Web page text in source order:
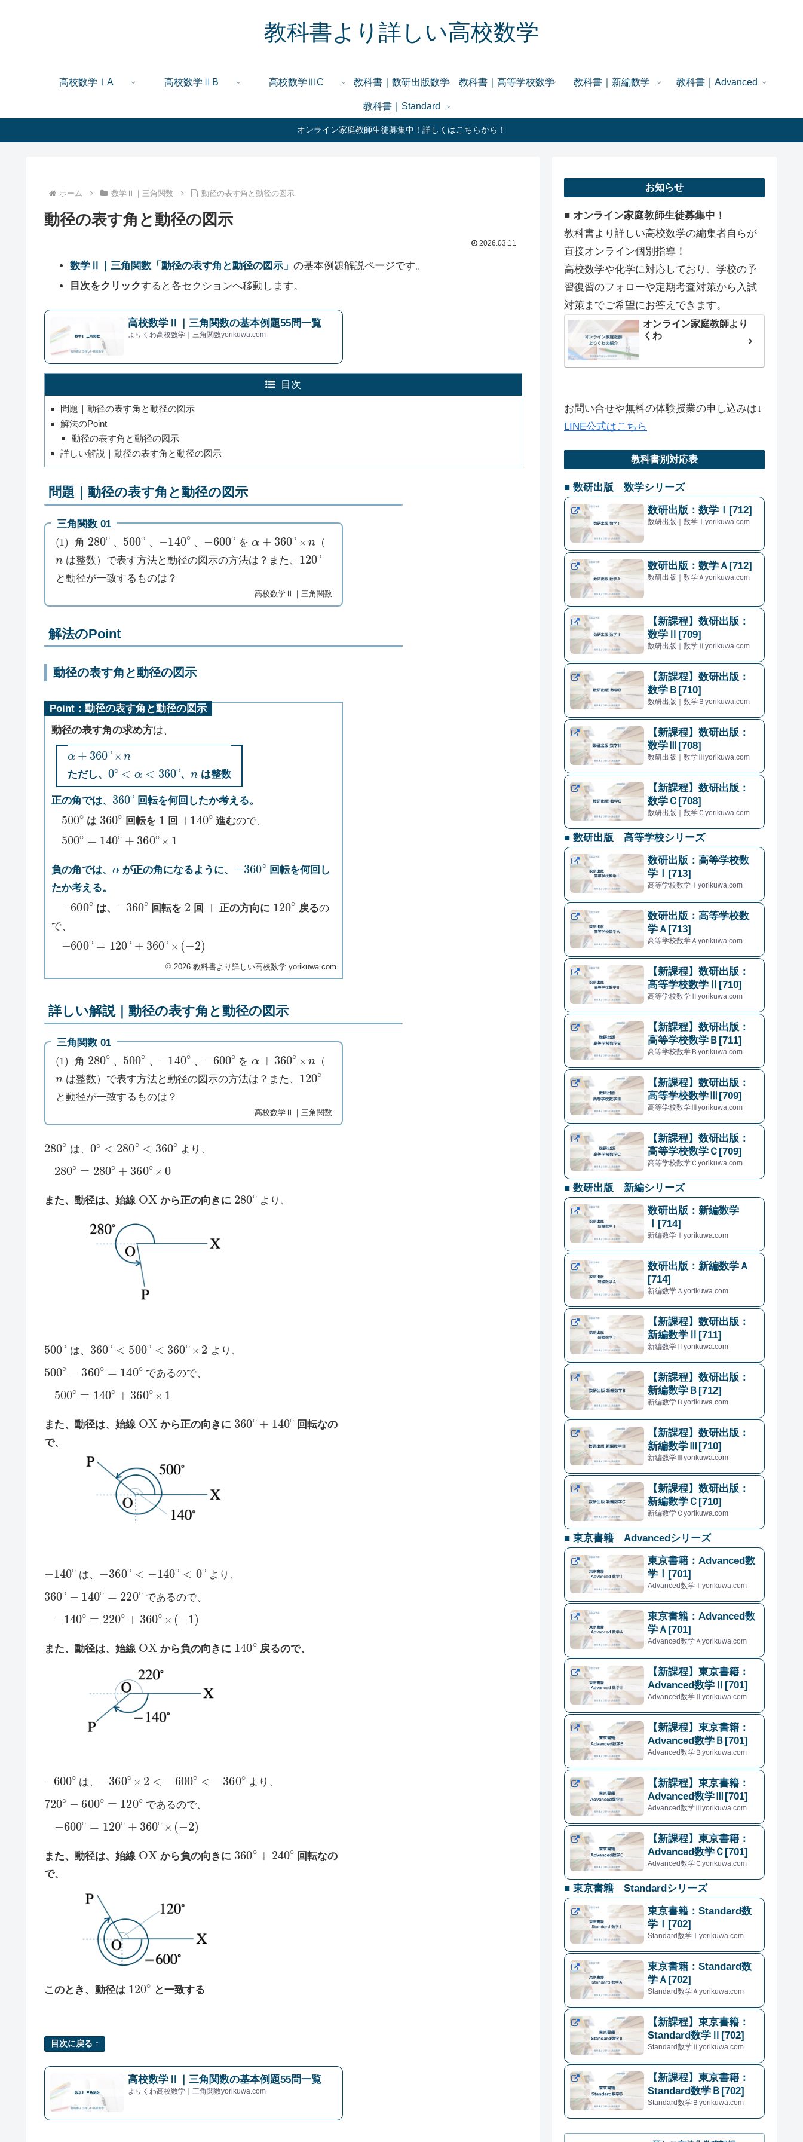
教科書より詳しい高校数学
高校数学ⅠA 高校数学ⅡB 高校数学ⅢC 教科書｜数研出版数学 教科書｜高等学校数学 教科書｜新編数学 教科書｜Advanced
教科書｜Standard
オンライン家庭教師生徒募集中！詳しくはこちらから！
ホーム 数学Ⅱ｜三角関数 動径の表す角と動径の図示
動径の表す角と動径の図示
2026.03.11
数学Ⅱ｜三角関数「動径の表す角と動径の図示」の基本例題解説ページです。
目次をクリックすると各セクションへ移動します。
高校数学Ⅱ｜三角関数の基本例題55問一覧
よりくわ高校数学｜三角関数yorikuwa.com
目次
問題｜動径の表す角と動径の図示
解法のPoint
動径の表す角と動径の図示
詳しい解説｜動径の表す角と動径の図示
問題｜動径の表す角と動径の図示
三角関数 01
( 1)
角
280∘
、
500∘
、
140∘
、
600∘
を
360∘×
（
n
は整数）で表す方法と動径の図示の方法は？また、
120∘
と動径が一致するものは？
高校数学Ⅱ｜三角関数
解法のPoint
動径の表す角と動径の図示
Point：動径の表す角と動径の図示
動径の表す角の求め方は、
α+360∘×n
ただし、
0∘ 360∘
、 は整数
正の角では、
360∘
回転を何回したか考える。
500∘
は
360∘
回転を
1
回
+ 140∘
進むので、
500∘ 140∘ + 360∘×
負の角では、 が正の角になるように、
360∘
回転を何回し
たか考える。
600∘
は、
360∘
回転を
2
回
+
正の方向に
120∘
戻るの
で、
600∘ 120∘+ 360∘× −2
©︎ 2026 教科書より詳しい高校数学 yorikuwa.com
詳しい解説｜動径の表す角と動径の図示
三角関数 01
( 1)
角
280∘
、
500∘
、
140∘
、
600∘
を
360∘×
（
は整数）で表す方法と動径の図示の方法は？また、
120∘
と動径が一致するものは？
高校数学Ⅱ｜三角関数
280∘
は、
0∘ 280∘< 360∘
より、
280∘ 280∘ + 360∘×
また、動径は、始線
OX
から正の向きに
280∘
より、
500∘
は、
360∘ 500∘ 360∘×
より、
500∘ 360∘ 140∘
であるので、
500∘ 140∘ + 360∘×
また、動径は、始線
OX
から正の向きに
360∘ + 140∘
回転なの
で、
140∘
は、
360∘ 140∘< ∘
より、
360∘ 140∘ 220∘
であるので、
140∘ 220∘+ 360∘× −1
また、動径は、始線
OX
から負の向きに
140∘
戻るので、
600∘
は、
360∘ 2< − 600∘<− 360∘
より、
720∘ 600∘ 120∘
であるので、
600∘ 120∘+ 360∘× −2
また、動径は、始線
OX
から負の向きに
360∘ + 240∘
回転なの
で、
このとき、動径は
120∘
と一致する
目次に戻る ↑
高校数学Ⅱ｜三角関数の基本例題55問一覧
よりくわ高校数学｜三角関数yorikuwa.com
お知らせ
■ オンライン家庭教師生徒募集中！
教科書より詳しい高校数学の編集者自らが
直接オンライン個別指導！
高校数学や化学に対応しており、学校の予
習復習のフォローや定期考査対策から入試
対策までご希望にお答えできます。
オンライン家庭教師より
くわ
お問い合せや無料の体験授業の申し込みは↓
LINE公式はこちら
教科書別対応表
■ 数研出版 数学シリーズ
数研出版：数学Ⅰ[712]
数研出版｜数学Ⅰyorikuwa.com
数研出版：数学Ａ[712]
数研出版｜数学Ａyorikuwa.com
【新課程】数研出版：
数学Ⅱ[709]
数研出版｜数学Ⅱyorikuwa.com
【新課程】数研出版：
数学Ｂ[710]
数研出版｜数学Ｂyorikuwa.com
【新課程】数研出版：
数学Ⅲ[708]
数研出版｜数学Ⅲyorikuwa.com
【新課程】数研出版：
数学Ｃ[708]
数研出版｜数学Ｃyorikuwa.com
■ 数研出版 高等学校シリーズ
数研出版：高等学校数
学Ⅰ[713]
高等学校数学Ⅰyorikuwa.com
数研出版：高等学校数
学Ａ[713]
高等学校数学Ａyorikuwa.com
【新課程】数研出版：
高等学校数学Ⅱ[710]
高等学校数学Ⅱyorikuwa.com
【新課程】数研出版：
高等学校数学Ｂ[711]
高等学校数学Ｂyorikuwa.com
【新課程】数研出版：
高等学校数学Ⅲ[709]
高等学校数学Ⅲyorikuwa.com
【新課程】数研出版：
高等学校数学Ｃ[709]
高等学校数学Ｃyorikuwa.com
■ 数研出版 新編シリーズ
数研出版：新編数学
Ⅰ[714]
新編数学Ⅰyorikuwa.com
数研出版：新編数学Ａ
[714]
新編数学Ａyorikuwa.com
【新課程】数研出版：
新編数学Ⅱ[711]
新編数学Ⅱyorikuwa.com
【新課程】数研出版：
新編数学Ｂ[712]
新編数学Ｂyorikuwa.com
【新課程】数研出版：
新編数学Ⅲ[710]
新編数学Ⅲyorikuwa.com
【新課程】数研出版：
新編数学Ｃ[710]
新編数学Ｃyorikuwa.com
■ 東京書籍 Advancedシリーズ
東京書籍：Advanced数
学Ⅰ[701]
Advanced数学Ⅰyorikuwa.com
東京書籍：Advanced数
学Ａ[701]
Advanced数学Ａyorikuwa.com
【新課程】東京書籍：
Advanced数学Ⅱ[701]
Advanced数学Ⅱyorikuwa.com
【新課程】東京書籍：
Advanced数学Ｂ[701]
Advanced数学Ｂyorikuwa.com
【新課程】東京書籍：
Advanced数学Ⅲ[701]
Advanced数学Ⅲyorikuwa.com
【新課程】東京書籍：
Advanced数学Ｃ[701]
Advanced数学Ｃyorikuwa.com
■ 東京書籍 Standardシリーズ
東京書籍：Standard数
学Ⅰ[702]
Standard数学Ⅰyorikuwa.com
東京書籍：Standard数
学Ａ[702]
Standard数学Ａyorikuwa.com
【新課程】東京書籍：
Standard数学Ⅱ[702]
Standard数学Ⅱyorikuwa.com
【新課程】東京書籍：
Standard数学Ｂ[702]
Standard数学Ｂyorikuwa.com